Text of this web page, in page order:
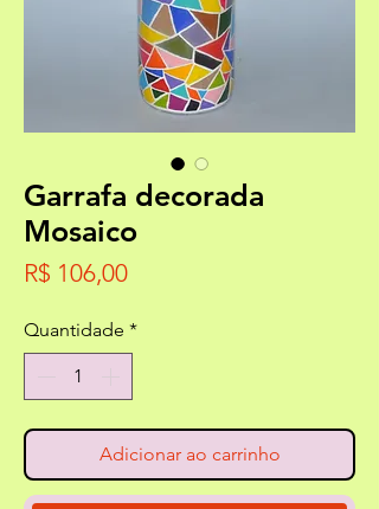
Garrafa decorada
Mosaico
R$ 106,00Preço
Quantidade *
Adicionar ao carrinho